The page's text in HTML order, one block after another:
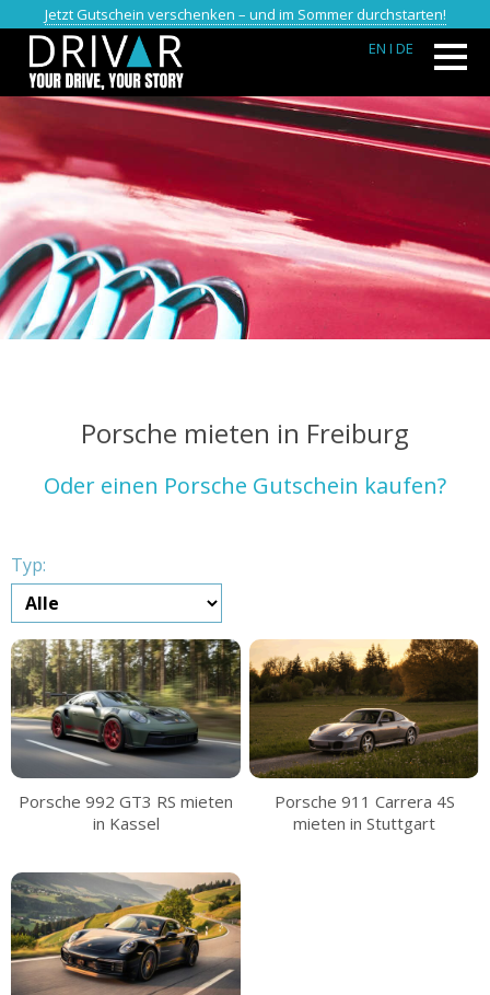
Jetzt Gutschein verschenken – und im Sommer durchstarten!
EN I DE
Porsche mieten in Freiburg
Oder einen Porsche Gutschein kaufen?
Typ:
Porsche 992 GT3 RS mieten
in Kassel
Porsche 911 Carrera 4S
mieten in Stuttgart